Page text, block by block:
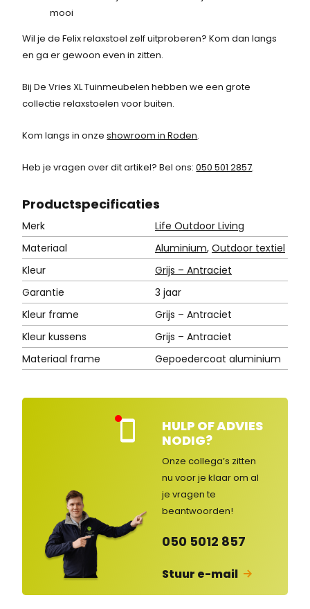
mooi
Wil je de Felix relaxstoel zelf uitproberen? Kom dan langs
en ga er gewoon even in zitten.
Bij De Vries XL Tuinmeubelen hebben we een grote
collectie relaxstoelen voor buiten.
Kom langs in onzeshowroom in Roden.
Heb je vragen over dit artikel? Bel ons:050 501 2857.
Productspecificaties
Merk
Life Outdoor Living
Materiaal
Aluminium, Outdoor textiel
Kleur
Grijs – Antraciet
Garantie
3 jaar
Kleur frame
Grijs – Antraciet
Kleur kussens
Grijs – Antraciet
Materiaal frame
Gepoedercoat aluminium
nte
en
HULP OF ADVIES
NODIG?
Onze collega’s zitten
nu voor je klaar om al
je vragen te
beantwoorden!
050 5012 857
Stuur e-mail